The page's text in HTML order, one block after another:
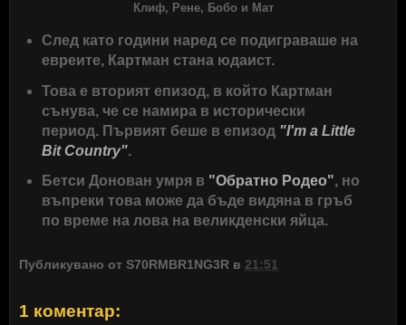
Клиф, Рене, Бобо и Мат
След като години наред се подиграваше на
евреите, Картман стана юдаист.
Това е вторият епизод, в който Картман
сънува, че се намира в исторически
период. Първият беше в епизод "I'm a Little
Bit Country".
Бетси Донован умря в "Обратно Родео", но
въпреки това може да бъде видяна в гръб
по време на лова на великденски яйца.
Публикувано от S70RMBR1NG3R в 21:51
1 коментар: